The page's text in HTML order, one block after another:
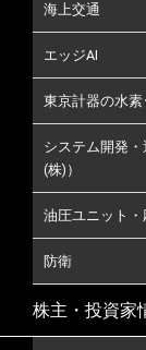
海上交通
エッジAI
東京計器の水
システム開発
(株)）
油圧ユニット・
防衛
株主・投資家